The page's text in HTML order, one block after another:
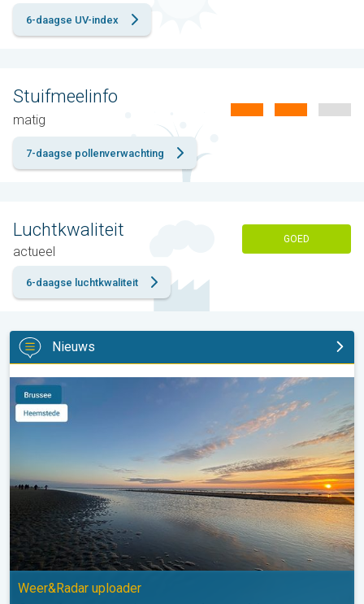
6-daagse UV-index
Stuifmeelinfo
matig
7-daagse pollenverwachting
Luchtkwaliteit
actueel
GOED
6-daagse luchtkwaliteit
Nieuws
Stuur jouw weerfoto van de week!. Weer&Radar uploader. . .
Weer&Radar uploader